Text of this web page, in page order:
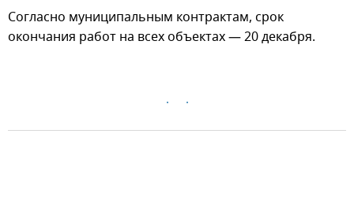
Согласно муниципальным контрактам, срок
окончания работ на всех объектах — 20 декабря.